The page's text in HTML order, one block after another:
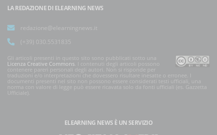
LA REDAZIONE DI ELEARNING NEWS
redazione@elearningnews.it
(+39) 030.5531835
Gli articoli presenti in questo sito sono pubblicati sotto una
Licenza Creative Commons. I contenuti degli articoli possono
contenere pareri personali degli autori. Non si risponde per
traduzioni e/o interpretazioni che dovessero risultare inesatte o erronee. I
documenti presenti nel sito non possono essere considerati testi ufficiali, una
norma con valore di legge può essere ricavata solo da fonti ufficiali (es. Gazzetta
Ufficiale).
ELEARNING NEWS È UN SERVIZIO